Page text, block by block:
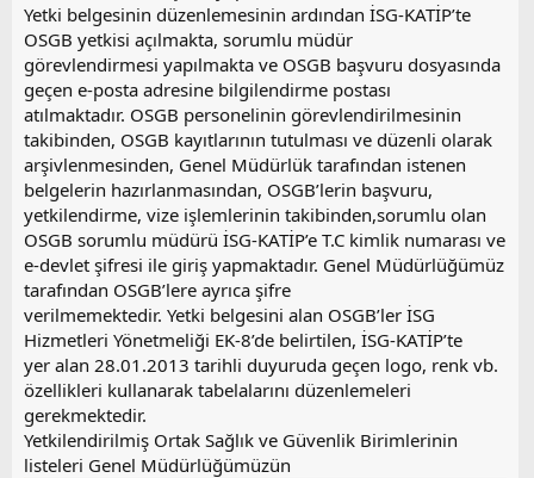
Yetki belgesinin düzenlemesinin ardından İSG-KATİP’te
OSGB yetkisi açılmakta, sorumlu müdür
görevlendirmesi yapılmakta ve OSGB başvuru dosyasında
geçen e-posta adresine bilgilendirme postası
atılmaktadır. OSGB personelinin görevlendirilmesinin
takibinden, OSGB kayıtlarının tutulması ve düzenli olarak
arşivlenmesinden, Genel Müdürlük tarafından istenen
belgelerin hazırlanmasından, OSGB’lerin başvuru,
yetkilendirme, vize işlemlerinin takibinden,sorumlu olan
OSGB sorumlu müdürü İSG-KATİP’e T.C kimlik numarası ve
e-devlet şifresi ile giriş yapmaktadır. Genel Müdürlüğümüz
tarafından OSGB’lere ayrıca şifre
verilmemektedir. Yetki belgesini alan OSGB’ler İSG
Hizmetleri Yönetmeliği EK-8’de belirtilen, İSG-KATİP’te
yer alan 28.01.2013 tarihli duyuruda geçen logo, renk vb.
özellikleri kullanarak tabelalarını düzenlemeleri
gerekmektedir.
Yetkilendirilmiş Ortak Sağlık ve Güvenlik Birimlerinin
listeleri Genel Müdürlüğümüzün